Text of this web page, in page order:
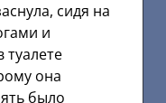
сидя на
и
она
было